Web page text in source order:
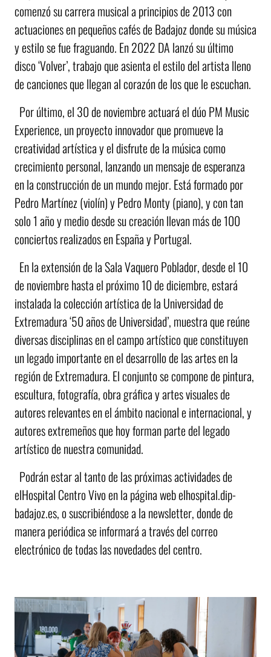
comenzó su carrera musical a principios de 2013 con
actuaciones en pequeños cafés de Badajoz donde su música
y estilo se fue fraguando. En 2022 DA lanzó su último
disco ‘Volver’, trabajo que asienta el estilo del artista lleno
de canciones que llegan al corazón de los que le escuchan.
Por último, el 30 de noviembre actuará el dúo PM Music
Experience, un proyecto innovador que promueve la
creatividad artística y el disfrute de la música como
crecimiento personal, lanzando un mensaje de esperanza
en la construcción de un mundo mejor. Está formado por
Pedro Martínez (violín) y Pedro Monty (piano), y con tan
solo 1 año y medio desde su creación llevan más de 100
conciertos realizados en España y Portugal.
En la extensión de la Sala Vaquero Poblador, desde el 10
de noviembre hasta el próximo 10 de diciembre, estará
instalada la colección artística de la Universidad de
Extremadura ‘50 años de Universidad’, muestra que reúne
diversas disciplinas en el campo artístico que constituyen
un legado importante en el desarrollo de las artes en la
región de Extremadura. El conjunto se compone de pintura,
escultura, fotografía, obra gráfica y artes visuales de
autores relevantes en el ámbito nacional e internacional, y
autores extremeños que hoy forman parte del legado
artístico de nuestra comunidad.
Podrán estar al tanto de las próximas actividades de
elHospital Centro Vivo en la página web elhospital.dip-
badajoz.es, o suscribiéndose a la newsletter, donde de
manera periódica se informará a través del correo
electrónico de todas las novedades del centro.